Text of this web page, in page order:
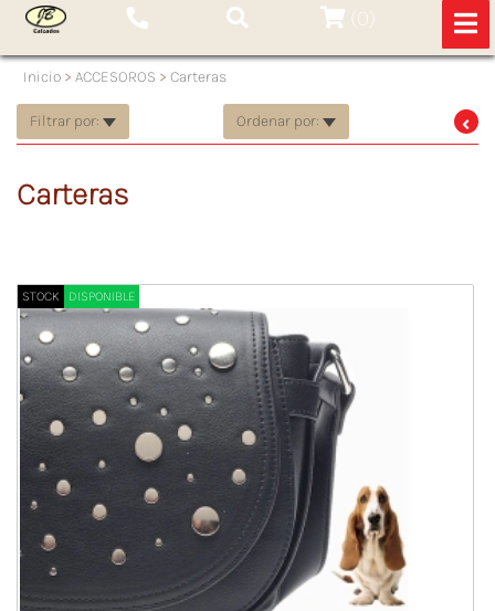
(0)
Inicio > ACCESOROS > Carteras
Filtrar por: Ordenar por:
Carteras
STOCK DISPONIBLE